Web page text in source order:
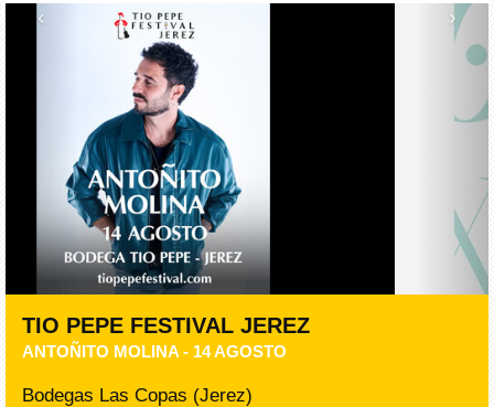
‹ ›
TIO PEPE FESTIVAL JEREZ
ANTOÑITO MOLINA - 14 AGOSTO
Bodegas Las Copas (Jerez)